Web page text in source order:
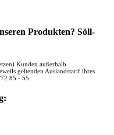
Produkten? Söll-
Kunden außerhalb
geltenden Auslandstarif ihres
85 - 55.